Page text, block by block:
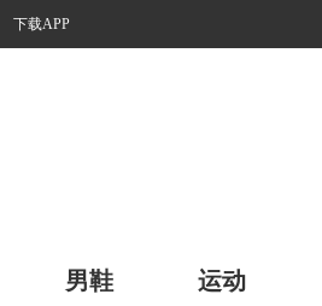
下载APP
男鞋 运动